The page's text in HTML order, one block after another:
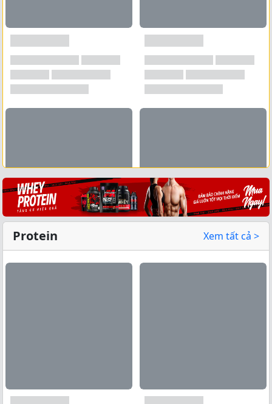
Xem tất cả →
Protein Xem tất cả >